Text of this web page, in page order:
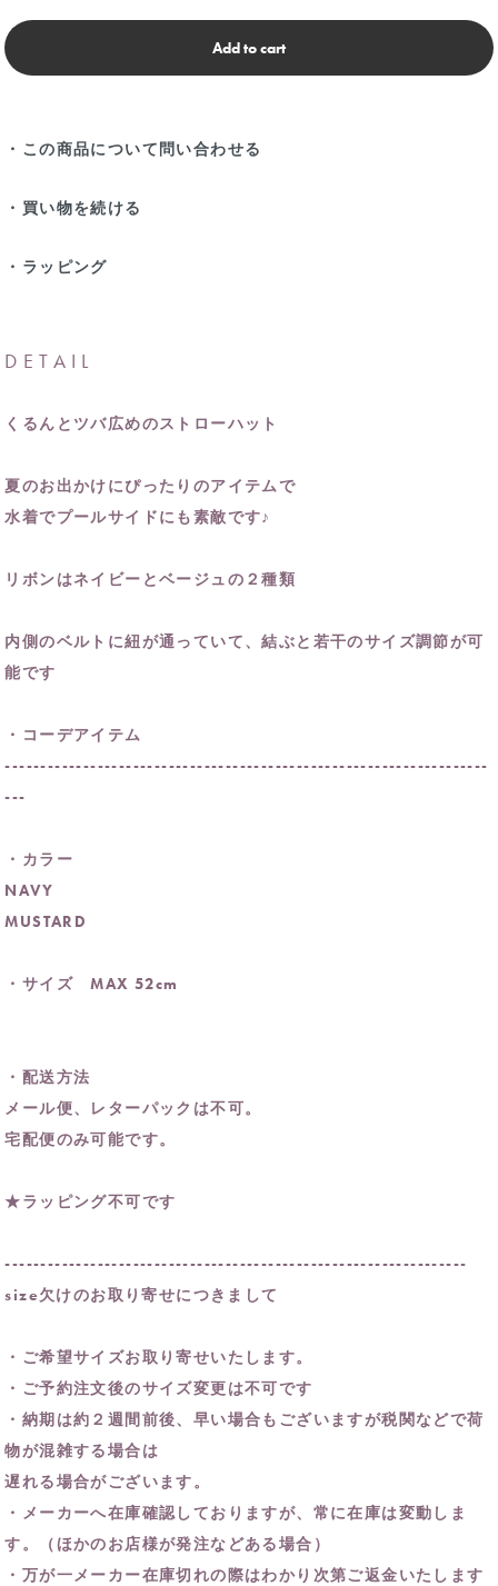
Add to cart
・この商品について問い合わせる
・買い物を続ける
・ラッピング
DETAIL
くるんとツバ広めのストローハット
夏のお出かけにぴったりのアイテムで
水着でプールサイドにも素敵です♪
リボンはネイビーとベージュの２種類
内側のベルトに紐が通っていて、結ぶと若干のサイズ調節が可
能です
・コーデアイテム
--------------------------------------------------------------------
---
・カラー
NAVY
MUSTARD
・サイズ MAX 52cm
・配送方法
メール便、レターパックは不可。
宅配便のみ可能です。
★ラッピング不可です
-----------------------------------------------------------------
size欠けのお取り寄せにつきまして
・ご希望サイズお取り寄せいたします。
・ご予約注文後のサイズ変更は不可です
・納期は約２週間前後、早い場合もございますが税関などで荷
物が混雑する場合は
遅れる場合がございます。
・メーカーへ在庫確認しておりますが、常に在庫は変動しま
す。（ほかのお店様が発注などある場合）
・万が一メーカー在庫切れの際はわかり次第ご返金いたします